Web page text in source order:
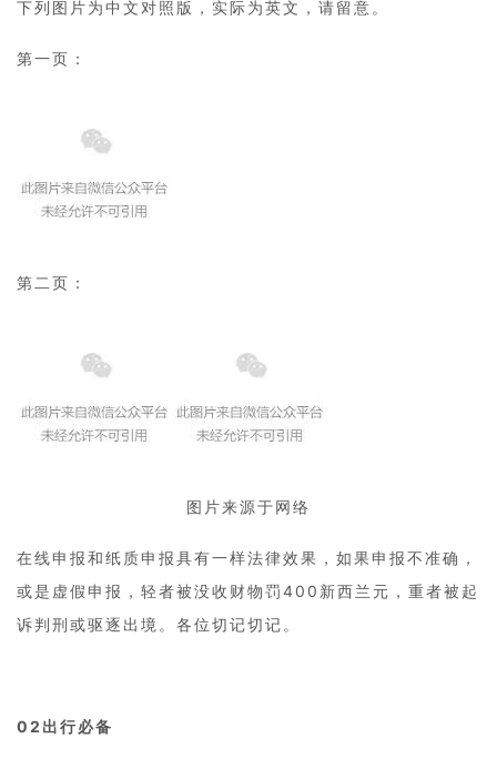
下列图片为中文对照版，实际为英文，请留意。
第一页：
第二页：
图片来源于网络
在线申报和纸质申报具有一样法律效果，如果申报不准确，
或是虚假申报，轻者被没收财物罚400新西兰元，重者被起
诉判刑或驱逐出境。各位切记切记。
02 出行必备